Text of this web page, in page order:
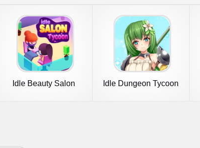
Idle Beauty Salon
Idle Dungeon Tycoon